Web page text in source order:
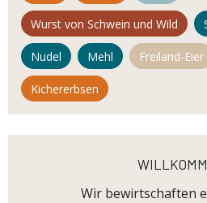
Wurst von Schwein und Wild
Nudel Mehl Freiland-Eier
Kichererbsen
Wir bewirtschaften